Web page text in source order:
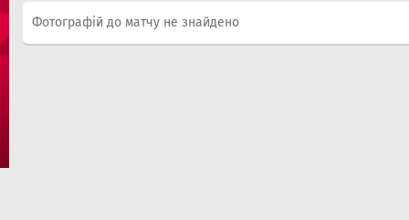
Фотографій до матчу не знайдено